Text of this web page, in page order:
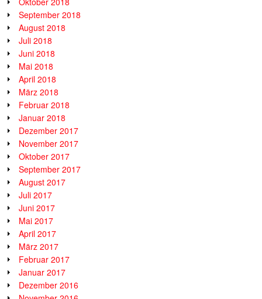
September 2018
August 2018
Juli 2018
Juni 2018
Mai 2018
April 2018
März 2018
Februar 2018
Januar 2018
Dezember 2017
November 2017
Oktober 2017
September 2017
August 2017
Juli 2017
Juni 2017
Mai 2017
April 2017
März 2017
Februar 2017
Januar 2017
Dezember 2016